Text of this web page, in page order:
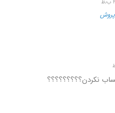
نکردن؟؟؟؟؟؟؟؟؟